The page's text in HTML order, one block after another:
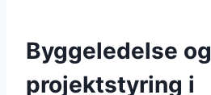
Byggeledelse og
projektstyring i